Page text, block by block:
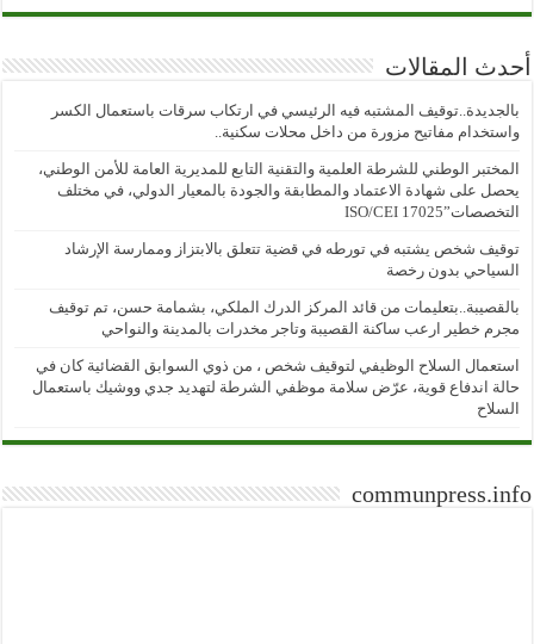
أحدث المقالات
بالجديدة..توقيف المشتبه فيه الرئيسي في ارتكاب سرقات باستعمال الكسر
واستخدام مفاتيح مزورة من داخل محلات سكنية..
المختبر الوطني للشرطة العلمية والتقنية التابع للمديرية العامة للأمن الوطني،
يحصل على شهادة الاعتماد والمطابقة والجودة بالمعيار الدولي، في مختلف
التخصصات”ISO/CEI 17025
توقيف شخص يشتبه في تورطه في قضية تتعلق بالابتزاز وممارسة الإرشاد
السياحي بدون رخصة
بالقصيبة..بتعليمات من قائد المركز الدرك الملكي، بشمامة حسن، تم توقيف
مجرم خطير ارعب ساكنة القصيبة وتاجر مخدرات بالمدينة والنواحي
استعمال السلاح الوظيفي لتوقيف شخص ، من ذوي السوابق القضائية كان في
حالة اندفاع قوية، عرّض سلامة موظفي الشرطة لتهديد جدي ووشيك باستعمال
السلاح
communpress.info